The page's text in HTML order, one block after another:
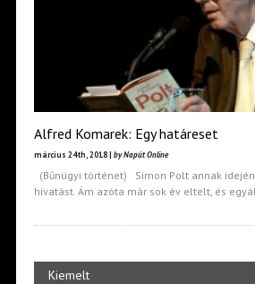
Alfred Komarek: Egy határeset
március 24th, 2018 | by Napút Online
(Bűnügyi történet) Simon Polt annak
hivatást. Ám azóta már sok év eltelt, és
Kiemelt